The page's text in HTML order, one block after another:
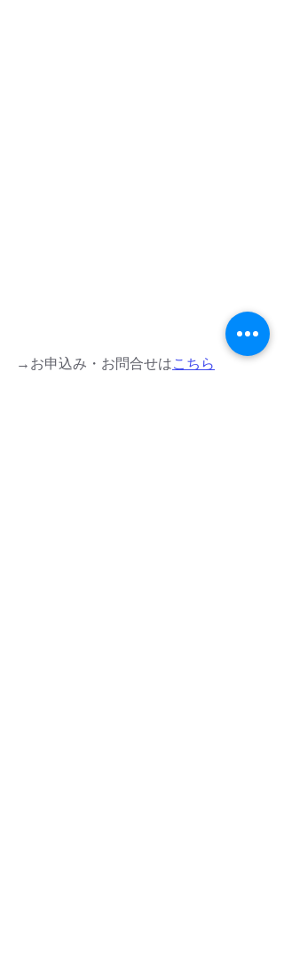
→お申込み・お問合せはこちら